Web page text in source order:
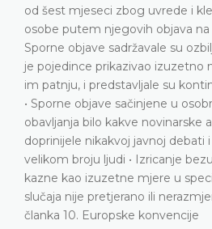
i klevete dvije privatne
na internetskom blogu •
su ozbiljan uvredljiv jezik koji
negativno, uzrokujući
kontinuirano uznemiravanje
u osobnom svojstvu izvan
aktivnosti nisu
debati i bile su dostupne
bezuvjetne zatvorske
u specifičnim okolnostima
• Nema kršenja